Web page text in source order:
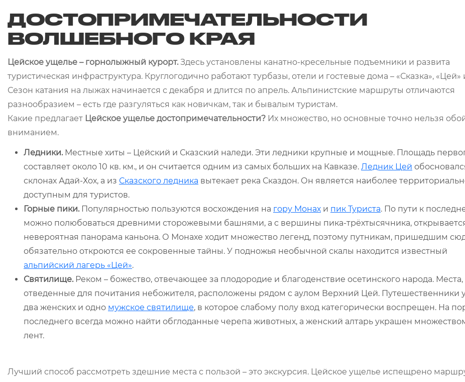
ДОСТОПРИМЕЧАТЕЛЬНОСТИ
ВОЛШЕБНОГО КРАЯ
Цейское ущелье – горнолыжный курорт. Здесь установлены канатно-кресельные подъемники и развита
туристическая инфраструктура. Круглогодично работают турбазы, отели и гостевые дома – «Сказка», «Цей»
Сезон катания на лыжах начинается с декабря и длится по апрель. Альпинистские маршруты отличаются
разнообразием – есть где разгуляться как новичкам, так и бывалым туристам.
Какие предлагает Цейское ущелье достопримечательности? Их множество, но основные точно нельзя
вниманием.
Ледники.Местные хиты – Цейский и Сказский наледи. Эти ледники крупные и мощные. Площадь
составляет около 10 кв. км., и он считается одним из самых больших на Кавказе. Ледник Цей
склонах Адай-Хох, а из Сказского ледника вытекает река Сказдон. Он является наиболее
доступным для туристов.
Горные пики.Популярностью пользуются восхождения на гору Монах и пик Туриста. По пути к
можно полюбоваться древними сторожевыми башнями, а с вершины пика-трёхтысячника,
невероятная панорама каньона. О Монахе ходит множество легенд, поэтому путникам, пришедшим
обязательно откроются ее сокровенные тайны. У подножья необычной скалы находится известный
альпийский лагерь «Цей».
Святилище. Реком – божество, отвечающее за плодородие и благоденствие осетинского народа. Места,
отведенные для почитания небожителя, расположены рядом с аулом Верхний Цей. Путешественники
два женских и одно мужское святилище, в которое слабому полу вход категорически воспрещен. На
последнего всегда можно найти обглоданные черепа животных, а женский алтарь украшен
лент.
Лучший способ рассмотреть здешние места с пользой – это экскурсия. Цейское ущелье испещрено